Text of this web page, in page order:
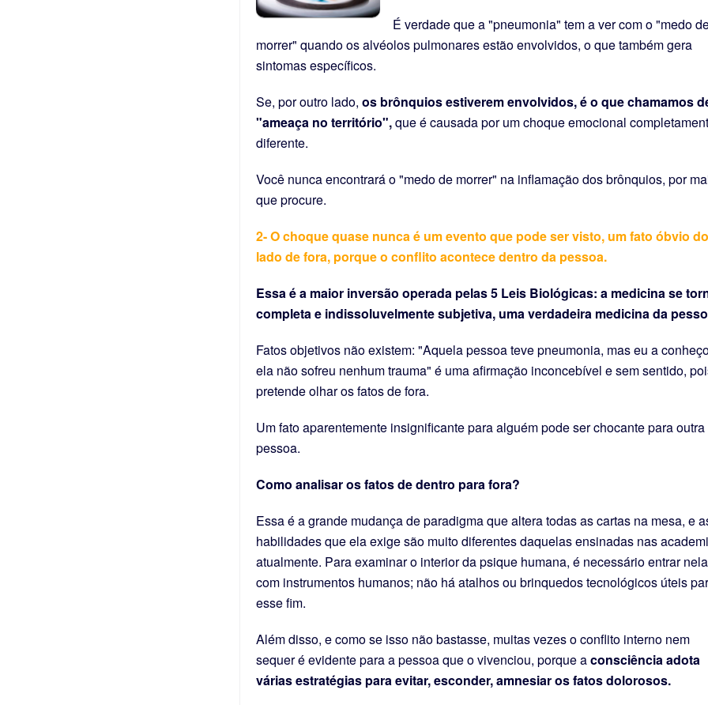
É verdade que a "pneumonia" tem a ver com o "medo
morrer" quando os alvéolos pulmonares estão envolvidos, o que também gera
sintomas específicos.
Se, por outro lado, os brônquios estiverem envolvidos, é o que chamamos
"ameaça no território",que é causada por um choque emocional
diferente.
Você nunca encontrará o "medo de morrer" na inflamação dos brônquios, por
que procure.
2- O choque quase nunca é um evento que pode ser visto, um fato óbvio do
lado de fora, porque o conflito acontece dentro da pessoa.
Essa é a maior inversão operada pelas 5 Leis Biológicas: a medicina se
completa e indissoluvelmente subjetiva, uma verdadeira medicina da
Fatos objetivos não existem: "Aquela pessoa teve pneumonia, mas eu a
ela não sofreu nenhum trauma" é uma afirmação inconcebível e sem sentido,
pretende olhar os fatos de fora.
Um fato aparentemente insignificante para alguém pode ser chocante para outra
pessoa.
Como analisar os fatos de dentro para fora?
Essa é a grande mudança de paradigma que altera todas as cartas na mesa, e
habilidades que ela exige são muito diferentes daquelas ensinadas nas
atualmente. Para examinar o interior da psique humana, é necessário entrar nela
com instrumentos humanos; não há atalhos ou brinquedos tecnológicos úteis
esse fim.
Além disso, e como se isso não bastasse, muitas vezes o conflito interno nem
sequer é evidente para a pessoa que o vivenciou, porque aconsciência adota
várias estratégias para evitar, esconder, amnesiar os fatos dolorosos.